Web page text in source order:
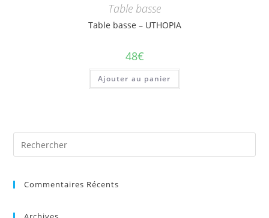
Table basse
Table basse – UTHOPIA
48€
Ajouter au panier
Commentaires Récents